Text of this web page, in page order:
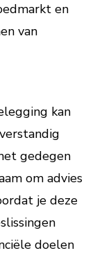
en
van
kan
gedegen
om advies
je deze
doelen